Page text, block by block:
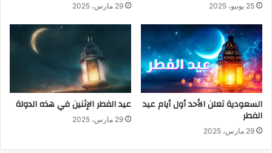
25 يونيو، 2025 29 مارس، 2025
السعودية تعلن الأحد أول أيام عيد
الفطر
29 مارس، 2025
عيد الفطر الإثنين في هذه الدولة
29 مارس، 2025